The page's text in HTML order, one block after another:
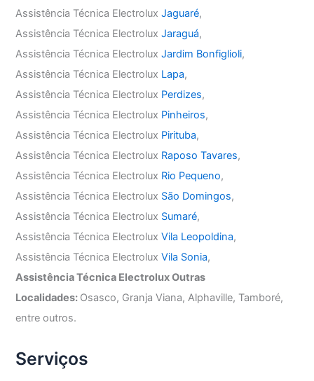
Assistência Técnica ElectroluxJaguaré,
Assistência Técnica ElectroluxJaraguá,
Assistência Técnica ElectroluxJardim Bonfiglioli,
Assistência Técnica Electrolux Lapa,
Assistência Técnica Electrolux Perdizes,
Assistência Técnica Electrolux Pinheiros,
Assistência Técnica Electrolux Pirituba,
Assistência Técnica Electrolux Raposo Tavares,
Assistência Técnica Electrolux Rio Pequeno,
Assistência Técnica Electrolux São Domingos,
Assistência Técnica Electrolux Sumaré,
Assistência Técnica ElectroluxVila Leopoldina,
Assistência Técnica ElectroluxVila Sonia,
Assistência Técnica Electrolux Outras
Localidades: Osasco, Granja Viana, Alphaville, Tamboré,
entre outros.
Serviços